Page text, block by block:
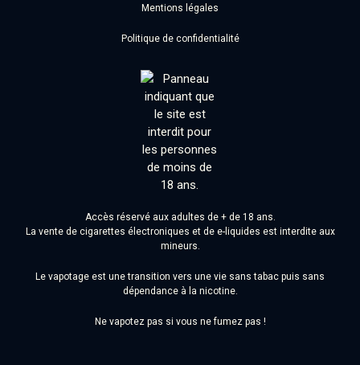
Mentions légales
Politique de confidentialité
Accès réservé aux adultes de + de 18 ans.
La vente de cigarettes électroniques et de e-liquides est interdite aux
mineurs.
Le vapotage est une transition vers une vie sans tabac puis sans
dépendance à la nicotine.
Ne vapotez pas si vous ne fumez pas !